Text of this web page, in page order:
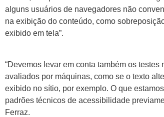
alguns usuários de navegadores não
na exibição do conteúdo, como
exibido em tela”.
“Devemos levar em conta também os
avaliados por máquinas, como se o texto
exibido no sítio, por exemplo. O que
padrões técnicos de acessibilidade
Ferraz.